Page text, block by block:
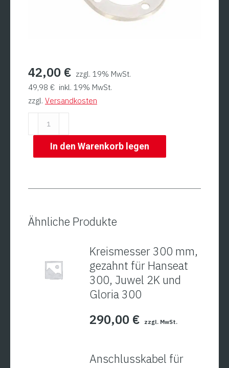
42,00 € zzgl. 19% MwSt.
49,98 € inkl. 19% MwSt.
zzgl. Versandkosten
C3
In den Warenkorb legen
Ähnliche Produkte
Kreismesser 300 mm,
gezahnt für Hanseat
300, Juwel 2K und
Gloria 300
290,00 € zzgl. MwSt.
Anschlusskabel für